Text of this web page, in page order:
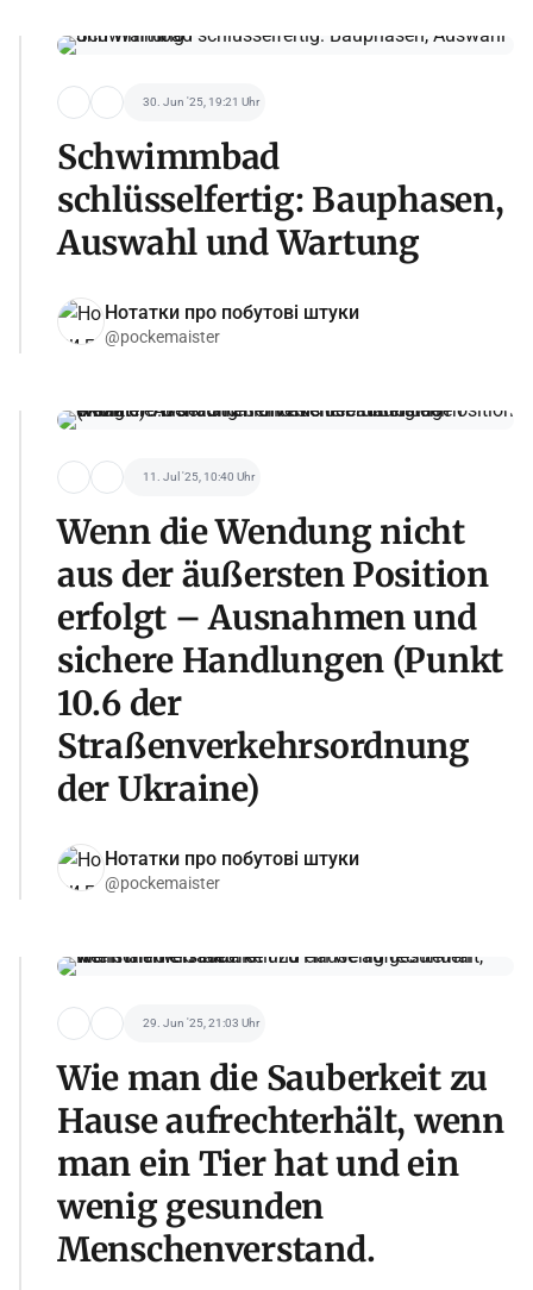
30. Jun '25, 19:21 Uhr
Schwimmbad
schlüsselfertig: Bauphasen,
Auswahl und Wartung
Нотатки про побутові штуки
@pockemaister
11. Jul '25, 10:40 Uhr
Wenn die Wendung nicht
aus der äußersten Position
erfolgt – Ausnahmen und
sichere Handlungen (Punkt
10.6 der
Straßenverkehrsordnung
der Ukraine)
Нотатки про побутові штуки
@pockemaister
29. Jun '25, 21:03 Uhr
Wie man die Sauberkeit zu
Hause aufrechterhält, wenn
man ein Tier hat und ein
wenig gesunden
Menschenverstand.